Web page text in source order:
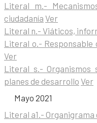
Literal m.-
ciudadanía Ver
Literal n.- Viáticos,
Literal o.-
Ver
Literal s.- Organismos
planes de desarrollo Ver
Mayo 2021
Literal a1.-